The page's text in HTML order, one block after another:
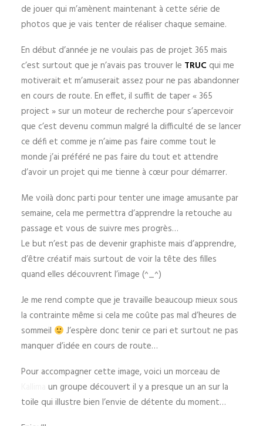
de jouer qui m’amènent maintenant à cette série de
photos que je vais tenter de réaliser chaque semaine.
En début d’année je ne voulais pas de projet 365 mais
c’est surtout que je n’avais pas trouver le TRUC qui me
motiverait et m’amuserait assez pour ne pas abandonner
en cours de route. En effet, il suffit de taper « 365
project » sur un moteur de recherche pour s’apercevoir
que c’est devenu commun malgré la difficulté de se lancer
ce défi et comme je n’aime pas faire comme tout le
monde j’ai préféré ne pas faire du tout et attendre
d’avoir un projet qui me tienne à cœur pour démarrer.
Me voilà donc parti pour tenter une image amusante par
semaine, cela me permettra d’apprendre la retouche au
passage et vous de suivre mes progrès…
Le but n’est pas de devenir graphiste mais d’apprendre,
d’être créatif mais surtout de voir la tête des filles
quand elles découvrent l’image (^_^)
Je me rend compte que je travaille beaucoup mieux sous
la contrainte même si cela me coûte pas mal d’heures de
sommeil
J’espère donc tenir ce pari et surtout ne pas
manquer d’idée en cours de route…
Pour accompagner cette image, voici un morceau de
un groupe découvert il y a presque un an sur la
toile qui illustre bien l’envie de détente du moment…